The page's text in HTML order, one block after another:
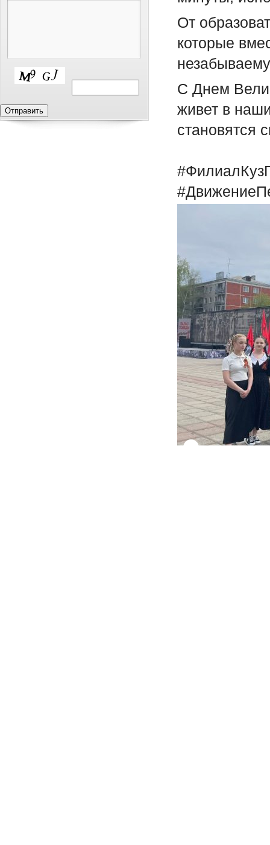
От
которые
С Днем
живет в
становятся